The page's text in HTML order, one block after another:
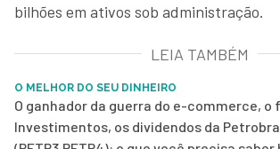
bilhões em ativos sob administração.
LEIA TAMBÉM
O MELHOR DO SEU DINHEIRO
O ganhador da guerra do e-commerce, o
Investimentos, os dividendos da